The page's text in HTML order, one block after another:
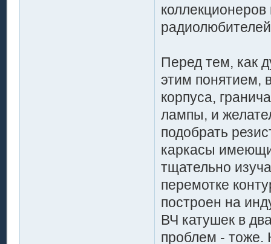
Перед тем, как
этим понятием,
корпуса,
лампы, и
подобрать
каркасы
тщательно
перемотке
построен на
ВЧ катушек в
проблем - тоже.